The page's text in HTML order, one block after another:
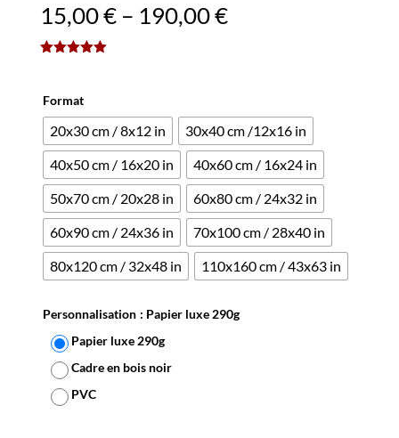
15,00€– 190,00€
notation
client
Format
20x30 cm / 8x12 in
30x40 cm /12x16 in
40x50 cm / 16x20 in
40x60 cm / 16x24 in
50x70 cm / 20x28 in
60x80 cm / 24x32 in
60x90 cm / 24x36 in
70x100 cm / 28x40 in
80x120 cm / 32x48 in
110x160 cm / 43x63 in
Personnalisation : Papier luxe 290g
Papier luxe 290g
Cadre en bois noir
PVC